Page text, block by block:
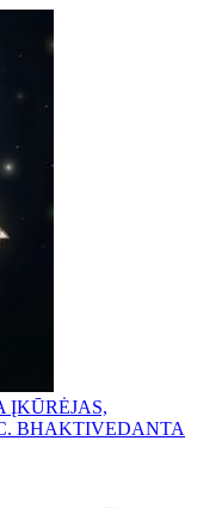
ĮKŪRĖJAS,
BHAKTIVEDANTA